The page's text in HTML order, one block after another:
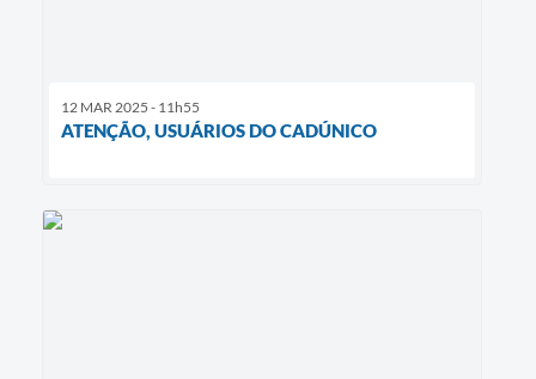
12 MAR 2025 - 11h55
ATENÇÃO, USUÁRIOS DO CADÚNICO